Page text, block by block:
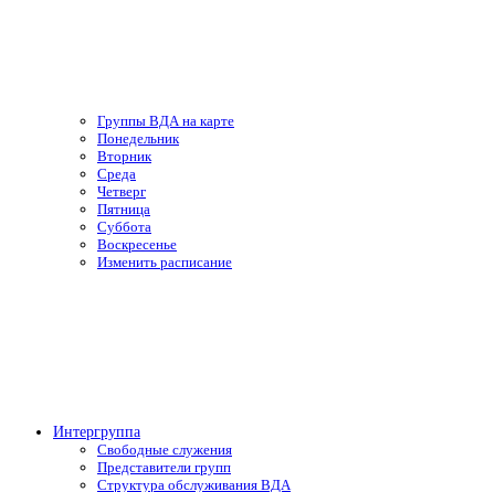
Группы ВДА на карте
Понедельник
Вторник
Среда
Четверг
Пятница
Суббота
Воскресенье
Изменить расписание
Интергруппа
Свободные служения
Представители групп
Структура обслуживания ВДА